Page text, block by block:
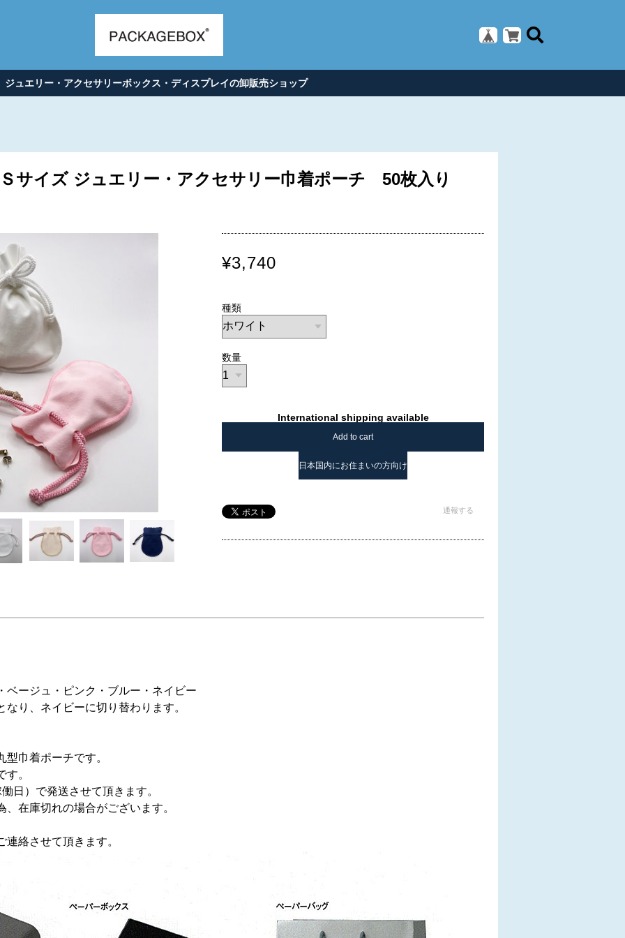
ジュエリー・アクセサリーボックス・ディスプレイの卸販売ショップ
サイズ ジュエリー・アクセサリー巾着ポーチ 50枚入り
¥3,740
種類
数量
International shipping available
Add to cart
日本国内にお住まいの方向け
通報する
ベージュ・ピンク・ブルー・ネイビー
り、ネイビーに切り替わります。
巾着ポーチです。
。
日）で発送させて頂きます。
在庫切れの場合がございます。
絡させて頂きます。